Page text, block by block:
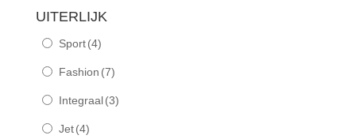
UITERLIJK
Sport (4)
Fashion (7)
Integraal (3)
Jet (4)